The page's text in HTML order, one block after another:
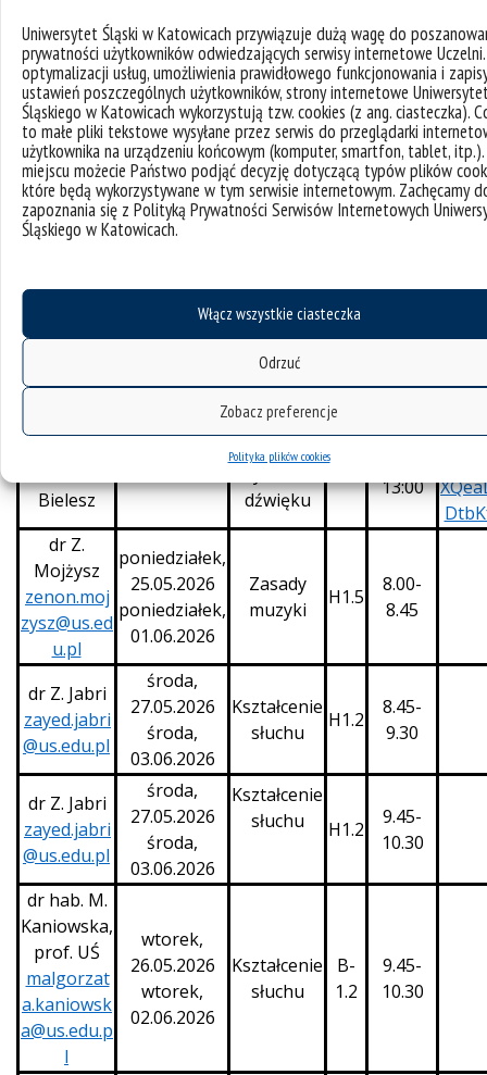
Uniwersytet Śląski w Katowicach przywiązuje dużą wagę do
prywatności użytkowników odwiedzających serwisy internetowe
optymalizacji usług, umożliwienia prawidłowego funkcjonowania i
ustawień poszczególnych użytkowników, strony internetowe
Śląskiego w Katowicach wykorzystują tzw. cookies (z ang. ciasteczka).
to małe pliki tekstowe wysyłane przez serwis do przeglądarki
użytkownika na urządzeniu końcowym (komputer, smartfon, tablet,
miejscu możecie Państwo podjąć decyzję dotyczącą typów plików
które będą wykorzystywane w tym serwisie internetowym. Zachęcamy
zapoznania się z Polityką Prywatności Serwisów Internetowych
Śląskiego w Katowicach.
Włącz wszystkie ciasteczka
Odrzuć
Zobacz preferencje
Polityka plików cookies
joanna.gle
nc@us.edu.
pl
środa,
27.05.2026
słuchu
14.30
Kierunek studiów – Muzyka w multimediach
Prowadzący data
nr
Godziny
zajęć
Solfeż
Barwy
14:30 –
Bielesz
Technika
dźwięku
13:00
dr Z.
Mojżysz
zenon.moj
zysz@us.ed
u.pl
poniedziałek,
25.05.2026
poniedziałek,
01.06.2026
Zasady
muzyki
H1.5
8.00-
8.45
dr Z. Jabri
zayed.jabri
@us.edu.pl
środa,
27.05.2026
środa,
03.06.2026
Kształcenie
słuchu
H1.2
8.45-
9.30
dr Z. Jabri
zayed.jabri
@us.edu.pl
środa,
27.05.2026
środa,
03.06.2026
Kształcenie
słuchu
H1.2
9.45-
10.30
dr hab. M.
Kaniowska,
prof. UŚ
malgorzat
a.kaniowsk
a@us.edu.p
l
wtorek,
26.05.2026
wtorek,
02.06.2026
Kształcenie
słuchu
B-
1.2
9.45-
10.30